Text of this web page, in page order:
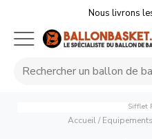
Nous livrons
Sifflet
Accueil/